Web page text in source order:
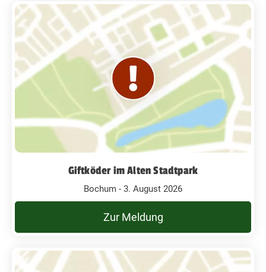
Giftköder im Alten Stadtpark
Bochum - 3. August 2026
Zur Meldung